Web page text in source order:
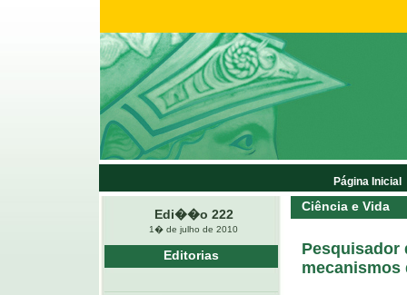
Edi��o 222
1� de julho de 2010
Ciência e Vida
Pesquisador
mecanismos
Editorias
Página Inicial